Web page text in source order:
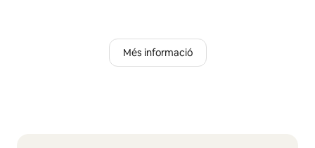
Més informació